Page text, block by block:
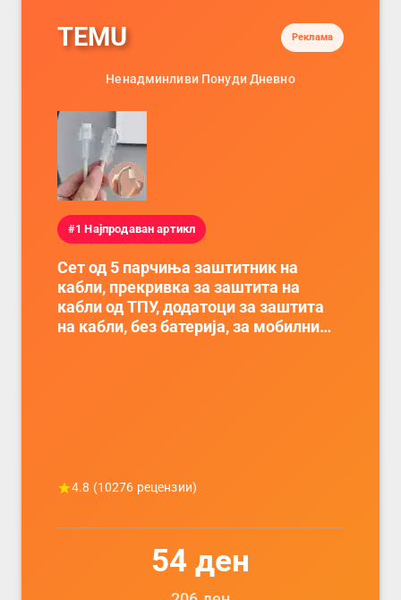
TEMU Реклама
Ненадминливи Понуди Дневно
#1 Најпродаван артикл
Сет од 5 парчиња заштитник на
кабли, прекривка за заштита на
кабли од ТПУ, додатоци за заштита
на кабли, без батерија, за мобилни
4.8 (10276 рецензии)
54 ден